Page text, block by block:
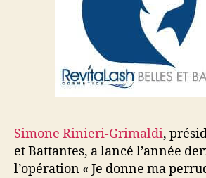
Simone Rinieri-Grimaldi,
et Battantes, a lancé l’année
l’opération « Je donne ma